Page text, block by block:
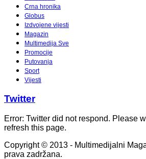
Crna hronika
Globus
Izdvojene vijesti
Magazin
Multimedija Sve
Promocije
Putovanja
Sport
Vijesti
Twitter
Error: Twitter did not respond. Please
refresh this page.
Copyright © 2013 - Multimedijalni
prava zadržana.